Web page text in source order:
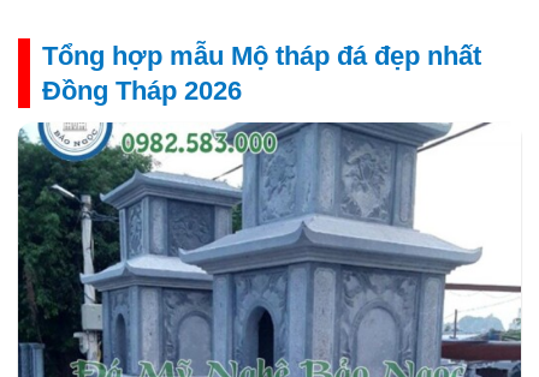
Tổng hợp mẫu Mộ tháp đá đẹp nhất
Đồng Tháp 2026